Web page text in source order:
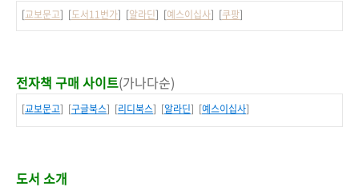
[교보문고] [도서11번가] [알라딘] [예스이십사] [쿠팡]
전자책 구매 사이트(가나다순)
[교보문고] [구글북스] [리디북스] [알라딘] [예스이십사]
도서 소개